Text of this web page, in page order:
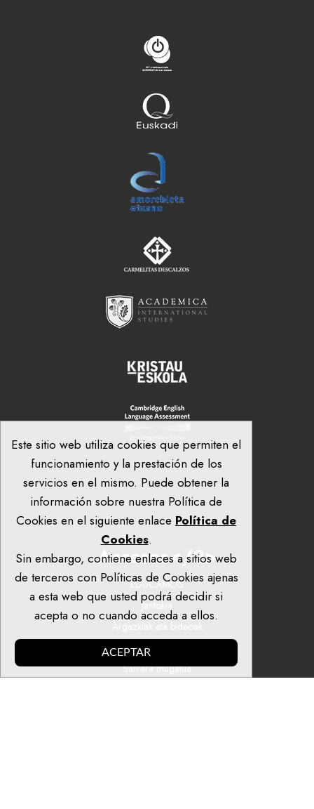
Accesos</2>
EDUCAMOS
Jantokia
Publikazio eta dokumentuak
Sarrera mugatua
Este sitio web utiliza cookies que permiten el
funcionamiento y la prestación de los
servicios en el mismo. Puede obtener la
información sobre nuestra Política de
Cookies en el siguiente enlace Política de
Cookies.
Sin embargo, contiene enlaces a sitios web
de terceros con Políticas de Cookies ajenas
a esta web que usted podrá decidir si
acepta o no cuando acceda a ellos.
ACEPTAR